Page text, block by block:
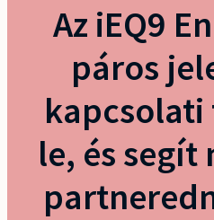
Az iEQ9
páros
kapcsolati
le, és segít